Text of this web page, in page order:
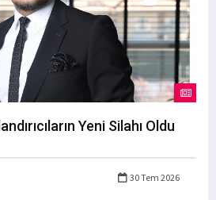
Yeni Silahı Oldu
30 Tem 2026